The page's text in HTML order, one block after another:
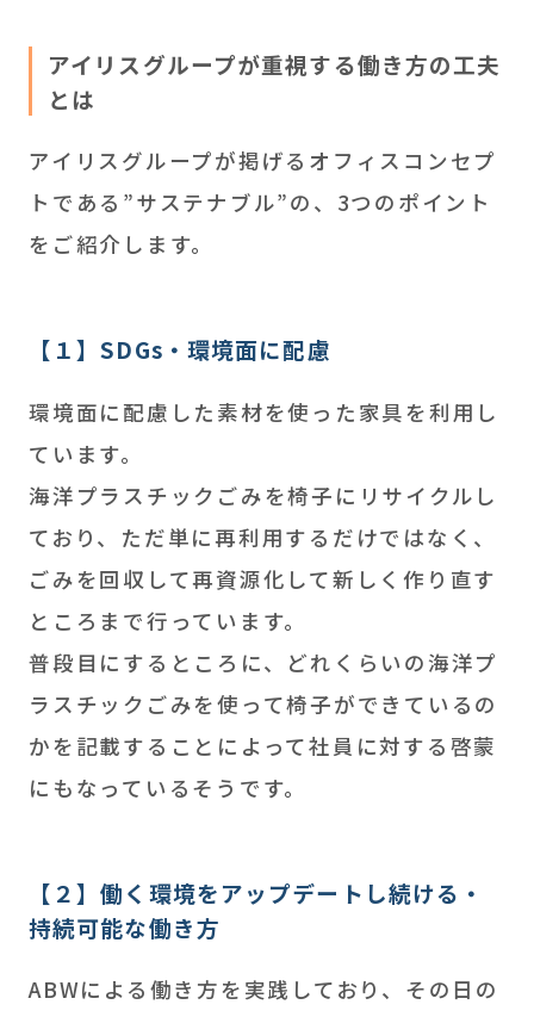
アイリスグループが重視する働き方の工夫
とは
アイリスグループが掲げるオフィスコンセプ
トである”サステナブル”の、3つのポイント
をご紹介します。
【１】SDGs・環境面に配慮
環境面に配慮した素材を使った家具を利用し
ています。
海洋プラスチックごみを椅子にリサイクルし
ており、ただ単に再利用するだけではなく、
ごみを回収して再資源化して新しく作り直す
ところまで行っています。
普段目にするところに、どれくらいの海洋プ
ラスチックごみを使って椅子ができているの
かを記載することによって社員に対する啓蒙
にもなっているそうです。
【２】働く環境をアップデートし続ける・
持続可能な働き方
ABWによる働き方を実践しており、その日の